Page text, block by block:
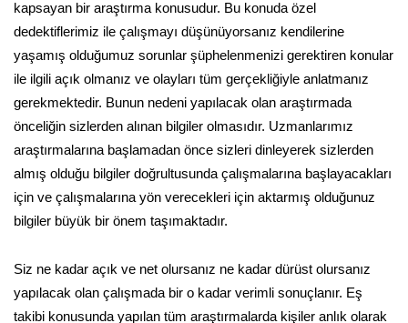
kapsayan bir araştırma konusudur. Bu konuda özel
dedektiflerimiz ile çalışmayı düşünüyorsanız kendilerine
yaşamış olduğumuz sorunlar şüphelenmenizi gerektiren konular
ile ilgili açık olmanız ve olayları tüm gerçekliğiyle anlatmanız
gerekmektedir. Bunun nedeni yapılacak olan araştırmada
önceliğin sizlerden alınan bilgiler olmasıdır. Uzmanlarımız
araştırmalarına başlamadan önce sizleri dinleyerek sizlerden
almış olduğu bilgiler doğrultusunda çalışmalarına başlayacakları
için ve çalışmalarına yön verecekleri için aktarmış olduğunuz
bilgiler büyük bir önem taşımaktadır.
Siz ne kadar açık ve net olursanız ne kadar dürüst olursanız
yapılacak olan çalışmada bir o kadar verimli sonuçlanır. Eş
takibi konusunda yapılan tüm araştırmalarda kişiler anlık olarak